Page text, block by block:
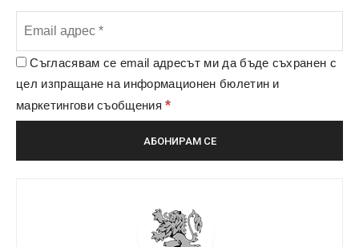
Съгласявам се email адресът ми да бъде съхранен с
цел изпращане на информационен бюлетин и
маркетингови съобщения*